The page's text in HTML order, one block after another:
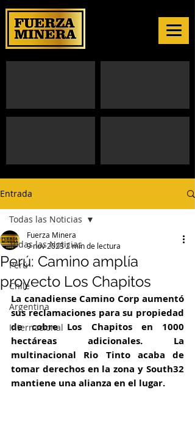
Entrada
Todas las Noticias
Perú
Chile
Argentina
Internacional
Todas las Noticias
Perú: Camino amplía
proyecto Los Chapitos
Fuerza Minera
9 nov 2023 2 min de lectura
La canadiense Camino Corp aumentó
sus reclamaciones para su propiedad
de cobre Los Chapitos en 1000
hectáreas adicionales. La
multinacional Rio Tinto acaba de
tomar derechos en la zona y South32
mantiene una alianza en el lugar.